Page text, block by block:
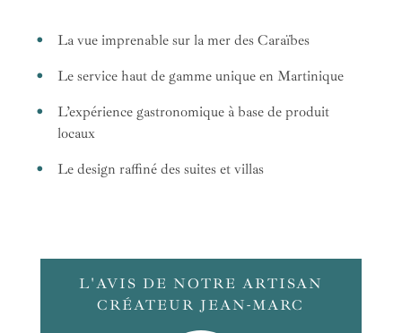
La vue imprenable sur la mer des Caraïbes
Le service haut de gamme unique en Martinique
L’expérience gastronomique à base de produit
locaux
Le design raffiné des suites et villas
L'AVIS DE NOTRE ARTISAN
CRÉATEUR JEAN-MARC